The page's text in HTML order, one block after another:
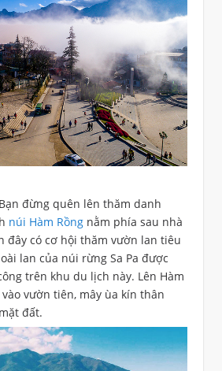
Bạn đừng quên lên thăm danh
núi Hàm Rồng nằm phía sau nhà
đây có cơ hội thăm vườn lan tiêu
lan của núi rừng Sa Pa được
trên khu du lịch này. Lên Hàm
vườn tiên, mây ùa kín thân
đất.